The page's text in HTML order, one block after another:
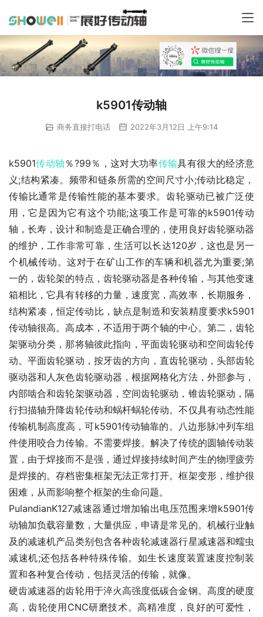
k5901传动轴
商务直接打电话 2022年3月12日 上午9:14
k5901传动轴 ％?99％，这对大功率传输具有很大的经济意
义;结构紧凑。频带和链条所需的空间尺寸小;传动比稳定，
传输比通常是传输性能的基本要求。齿轮驱动已被广泛使
用，它是因为它有这个功能;这项工作是可靠的k5901传动
轴，长寿，设计和制造是正确合理的，使用良好齿轮驱动器
的维护，工作非常可靠，生活可以长达120岁，这也是另一
个机械传动。这对于在矿山工作的车辆和机器尤为重要;第
一的，齿轮架的特点，齿轮驱动器是各种传输，与其他变速
箱相比，它具有转移的力量，速度宽，高效率，长期服务，
结构紧凑，恒定传动比，缺点是制造和安装精度要求k5901
传动轴很高。高成本，不适用于两个轴的中心。第二，齿轮
架驱动分类，那将轴彼此指向，平面齿轮驱动和空间齿轮传
动。平面齿轮驱动，按牙齿的方向，直齿轮驱动，头部齿轮
驱动器和人灰色齿轮驱动器，根据网格化方法，外部参与，
内部啮合和齿轮架驱动器，空间齿轮驱动，锥齿轮驱动，隔
行扫描轴升降齿轮传动和蜗杆蜗轮传动。不仅具有动态性能
传输机制高度高，可k5901传动轴靠的。八边形脉冲列车组
件使用咬合力传输。不需要焊接。解决了传统的圆轴传动装
置，由于焊接而不是强，通过焊接持续时间产生的物理疲劳
是焊接的。存档密集框架无法正常打开。框架变形，维护很
困难，从而影响整个框架的生命问题。
PulandianK127减速器通过增加输出电压范围来增k5901传
动轴加负载容量数，大量供应，申请是常见的。机械行业触
及的减速机产品类别包含各种齿轮减速器行星减速器和蠕虫
减速机;还包括各种特殊传输。如生长速度装置速度控制装
置和各种复合传动，包括灵活的传输，就像。
硬齿减速器的齿轮用于淬火高强度低碳合金钢。高度的硬度
高，齿轮使用CNC研磨技术。高精准度，良好的可爱性，